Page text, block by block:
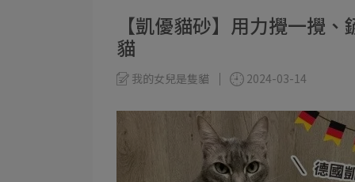
【凱優貓砂】用力攪一攪
貓
我的女兒是隻貓 2024-03-14